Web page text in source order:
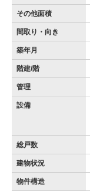
その他面積
間取り・向き
築年月
階建/階
管理
設備
総戸数
建物状況
物件構造